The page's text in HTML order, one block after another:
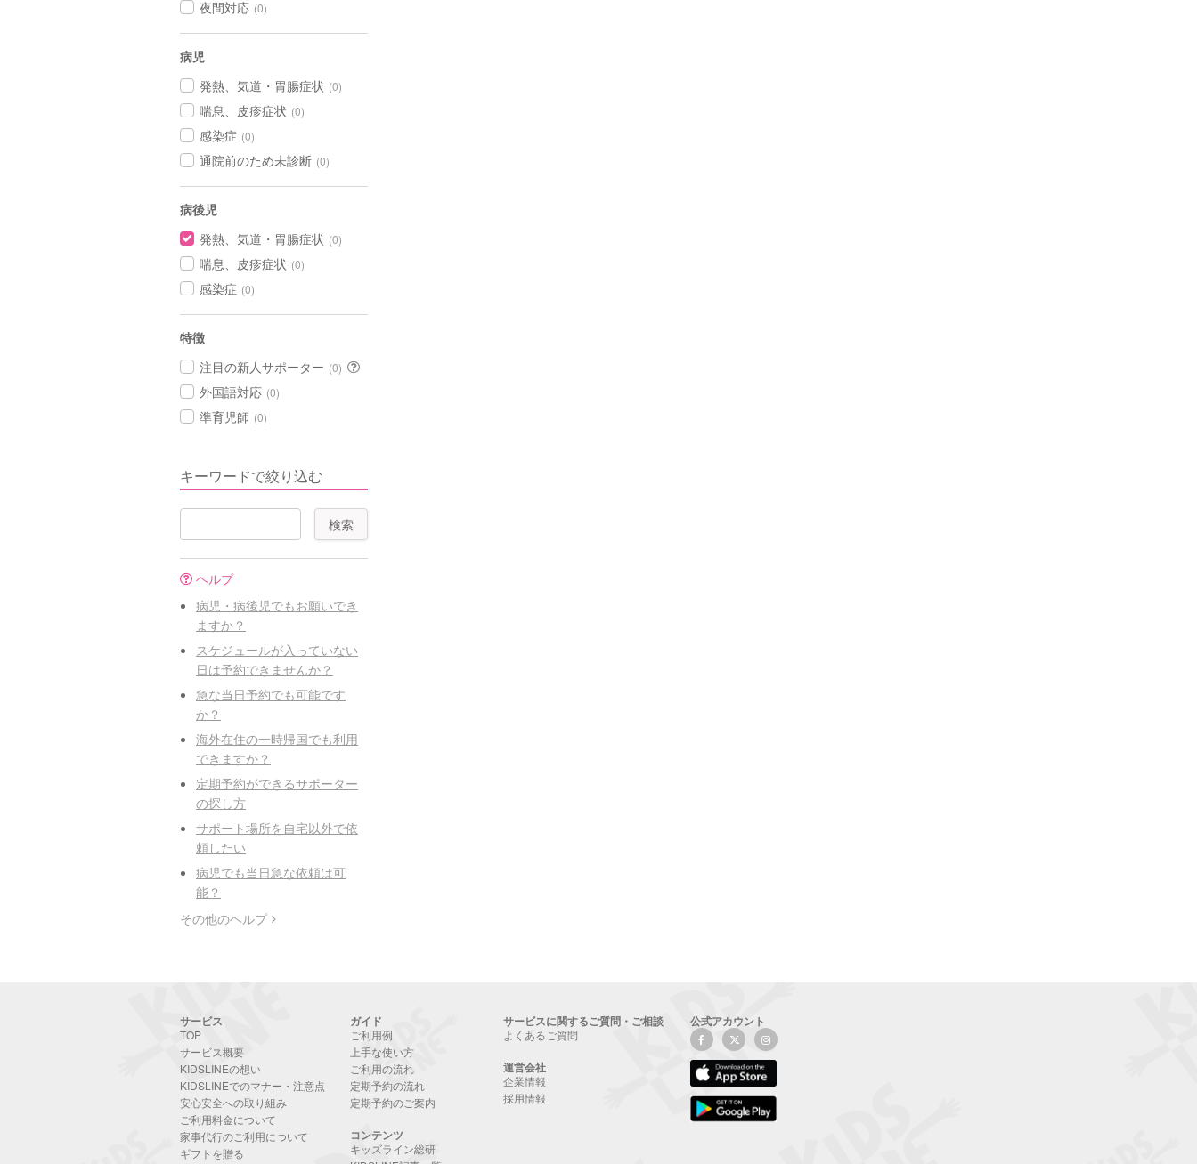
夜間対応 (0)
病児
発熱、気道・胃腸症状 (0)
喘息、皮疹症状 (0)
感染症 (0)
通院前のため未診断 (0)
病後児
発熱、気道・胃腸症状 (0)
喘息、皮疹症状 (0)
感染症 (0)
特徴
注目の新人サポーター (0)
外国語対応 (0)
準育児師 (0)
キーワードで絞り込む
ヘルプ
病児・病後児でもお願いでき
ますか？
スケジュールが入っていない
日は予約できませんか？
急な当日予約でも可能です
か？
海外在住の一時帰国でも利用
できますか？
定期予約ができるサポーター
の探し方
サポート場所を自宅以外で依
頼したい
病児でも当日急な依頼は可
能？
その他のヘルプ
サービス
TOP
サービス概要
KIDSLINEの想い
KIDSLINEでのマナー・注意点
安心安全への取り組み
ご利用料金について
家事代行のご利用について
ギフトを贈る
ガイド
ご利用例
上手な使い方
ご利用の流れ
定期予約の流れ
定期予約のご案内
コンテンツ
キッズライン総研
サービスに関するご質問・ご相談
よくあるご質問
運営会社
企業情報
採用情報
公式アカウント